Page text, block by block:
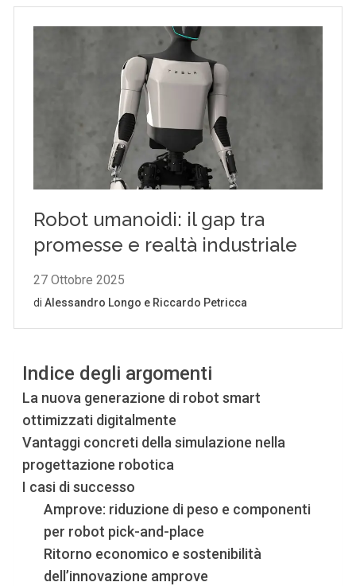
Indice degli argomenti
La nuova generazione di robot smart
ottimizzati digitalmente
Vantaggi concreti della simulazione nella
progettazione robotica
I casi di successo
Amprove: riduzione di peso e componenti
per robot pick-and-place
Ritorno economico e sostenibilità
dell’innovazione amprove